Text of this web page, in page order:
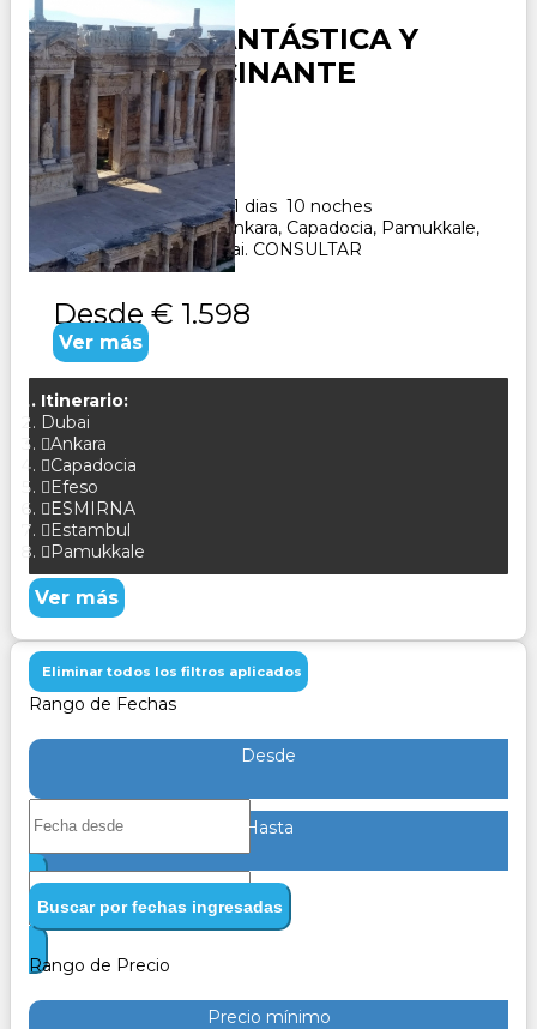
TURQUÍA FANTÁSTICA Y
DUBAI ALUCINANTE
Duración:
11Días10Noches
Paquete Turistico de 11 dias 10 noches
Visitando Estambul, Ankara, Capadocia, Pamukkale,
Efeso, Kusadasi y Dubai. CONSULTAR
Desde € 1.598
Ver más
Itinerario:
Dubai
Ankara
Capadocia
Efeso
ESMIRNA
Estambul
Pamukkale
Ver más
Eliminar todos los filtros aplicados
Rango de Fechas
Desde
Hasta
Buscar por fechas ingresadas
Rango de Precio
Precio mínimo